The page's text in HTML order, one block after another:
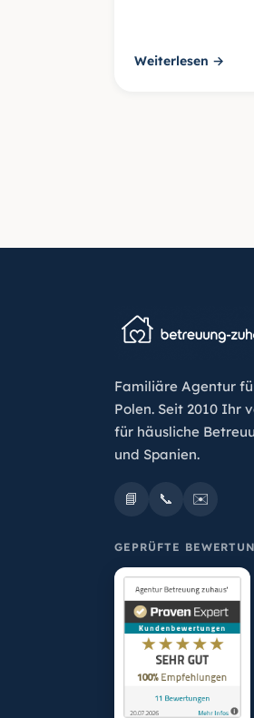
Weiterlesen →
Familiäre Agentur
Polen. Seit 2010 Ihr
für häusliche
und Spanien.
📘 📞 ✉️
GEPRÜFTE